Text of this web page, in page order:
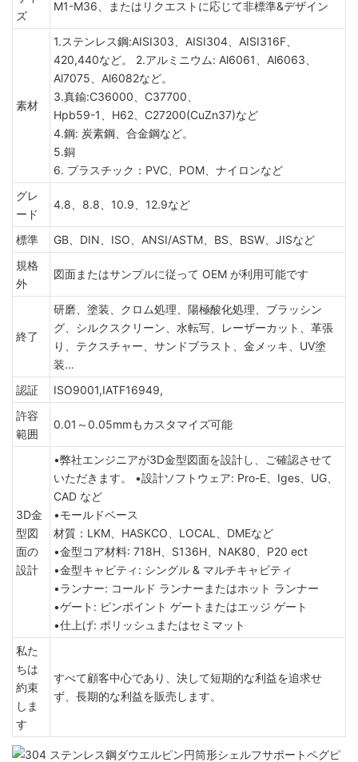
ズ
M1-M36、またはリクエストに応じて非標準&デザイン
素材
1.ステンレス鋼:AISI303、AISI304、AISI316F、
420,440など。 2.アルミニウム: Al6061、Al6063、
Al7075、Al6082など。
3.真鍮:C36000、C37700、
Hpb59-1、H62、C27200(CuZn37)など
4.鋼: 炭素鋼、合金鋼など。
5.銅
6. プラスチック：PVC、POM、ナイロンなど
グレ
ード
4.8、8.8、10.9、12.9など
標準
GB、DIN、ISO、ANSI/ASTM、BS、BSW、JISなど
規格
外
図面またはサンプルに従って OEM が利用可能です
終了
研磨、塗装、クロム処理、陽極酸化処理、ブラッシン
グ、シルクスクリーン、水転写、レーザーカット、革張
り、テクスチャー、サンドブラスト、金メッキ、UV塗
装…
認証
ISO9001,IATF16949,
許容
範囲
0.01～0.05mmもカスタマイズ可能
3D金
型図
面の
設計
•弊社エンジニアが3D金型図面を設計し、ご確認させて
いただきます。 •設計ソフトウェア: Pro-E、Iges、UG、
CAD など
•モールドベース
材質：LKM、HASKCO、LOCAL、DMEなど
•金型コア材料: 718H、S136H、NAK80、P20 ect
•金型キャビティ: シングル & マルチキャビティ
•ランナー: コールド ランナーまたはホット ランナー
•ゲート: ピンポイント ゲートまたはエッジ ゲート
•仕上げ: ポリッシュまたはセミマット
私た
ちは
約束
しま
す
すべて顧客中心であり、決して短期的な利益を追求せ
ず、長期的な利益を販売します。